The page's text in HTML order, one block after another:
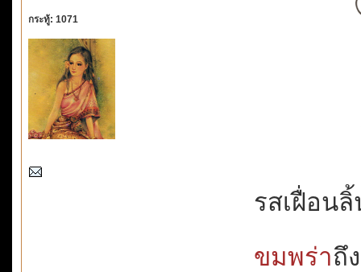
กระทู้: 1071
รสเฝื่อน
ขมพร่าถึ